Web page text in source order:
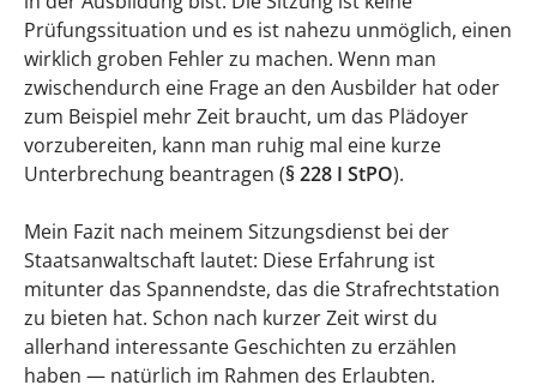
Prüfungssituation und es ist nahezu unmöglich, einen
wirklich groben Fehler zu machen. Wenn man
zwischendurch eine Frage an den Ausbilder hat oder
zum Beispiel mehr Zeit braucht, um das Plädoyer
vorzubereiten, kann man ruhig mal eine kurze
Unterbrechung beantragen (§ 228 I StPO).
Mein Fazit nach meinem Sitzungsdienst bei der
Staatsanwaltschaft lautet: Diese Erfahrung ist
mitunter das Spannendste, das die Strafrechtstation
zu bieten hat. Schon nach kurzer Zeit wirst du
allerhand interessante Geschichten zu erzählen
haben — natürlich im Rahmen des Erlaubten.